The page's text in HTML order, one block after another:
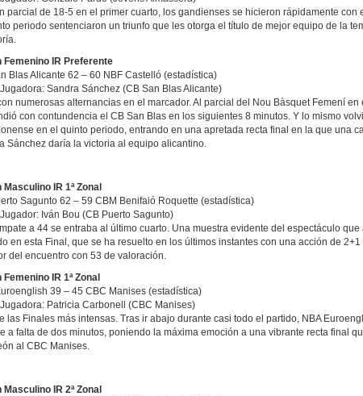
parcial de 18-5 en el primer cuarto, los gandienses se hicieron rápidamente con
periodo sentenciaron un triunfo que les otorga el título de mejor equipo de la
Femenino IR Preferente
Blas Alicante 62 – 60 NBF Castelló (estadística)
Sandra Sánchez (CB San Blas Alicante)
numerosas alternancias en el marcador. Al parcial del Nou Bàsquet Femení en
con contundencia el CB San Blas en los siguientes 8 minutos. Y lo mismo
en el quinto periodo, entrando en una apretada recta final en la que una
Sánchez daría la victoria al equipo alicantino.
IR 1ª Zonal
Sagunto 62 – 59 CBM Benifaió Roquette (estadística)
Iván Bou (CB Puerto Sagunto)
a 44 se entraba al último cuarto. Una muestra evidente del espectáculo
en esta Final, que se ha resuelto en los últimos instantes con una acción de
del encuentro con 53 de valoración.
IR 1ª Zonal
39 – 45 CBC Manises (estadística)
Patricia Carbonell (CBC Manises)
las Finales más intensas. Tras ir abajo durante casi todo el partido, NBA
a falta de dos minutos, poniendo la máxima emoción a una vibrante recta final
al CBC Manises.
IR 2ª Zonal